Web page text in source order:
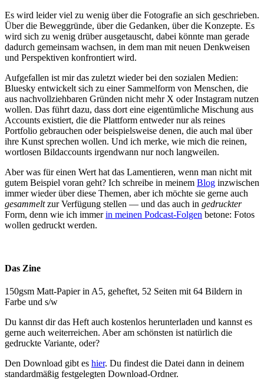
Es wird leider viel zu wenig über die Fotografie an sich geschrieben.
Über die Beweggründe, über die Gedanken, über die Konzepte. Es
wird sich zu wenig drüber ausgetauscht, dabei könnte man gerade
dadurch gemeinsam wachsen, in dem man mit neuen Denkweisen
und Perspektiven konfrontiert wird.
Aufgefallen ist mir das zuletzt wieder bei den sozialen Medien:
Bluesky entwickelt sich zu einer Sammelform von Menschen, die
aus nachvollziehbaren Gründen nicht mehr X oder Instagram nutzen
wollen. Das führt dazu, dass dort eine eigentümliche Mischung aus
Accounts existiert, die die Plattform entweder nur als reines
Portfolio gebrauchen oder beispielsweise denen, die auch mal über
ihre Kunst sprechen wollen. Und ich merke, wie mich die reinen,
wortlosen Bildaccounts irgendwann nur noch langweilen.
Aber was für einen Wert hat das Lamentieren, wenn man nicht mit
gutem Beispiel voran geht? Ich schreibe in meinem Blog inzwischen
immer wieder über diese Themen, aber ich möchte sie gerne auch
gesammeltzur Verfügung stellen — und das auch in gedruckter
Form, denn wie ich immerin meinen Podcast-Folgen betone: Fotos
wollen gedruckt werden.
Das Zine
150gsm Matt-Papier in A5, geheftet, 52 Seiten mit 64 Bildern in
Farbe und s/w
Du kannst dir das Heft auch kostenlos herunterladen und kannst es
gerne auch weiterreichen. Aber am schönsten ist natürlich die
gedruckte Variante, oder?
Den Download gibt es hier. Du findest die Datei dann in deinem
standardmäßig festgelegten Download-Ordner.